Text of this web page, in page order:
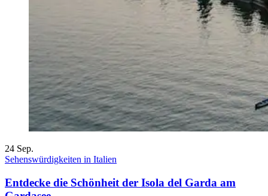
24 Sep.
Sehenswürdigkeiten in Italien
Entdecke die Schönheit der Isola del Garda am